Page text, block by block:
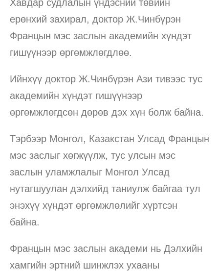
Хавдар судлалын үндэсний төвийн
ерөнхий захирал, доктор Ж.Чинбүрэн
Францын мэс заслын академийн хүндэт
гишүүнээр өргөмжлөгдлөө.
Ийнхүү доктор Ж.Чинбүрэн Ази тивээс тус
академийн хүндэт гишүүнээр
өргөмжлөгдсөн дөрөв дэх хүн болж байна.
Тэрбээр Монгол, Казакстан Улсад Францын
мэс заслыг хөгжүүлж, тус улсын мэс
заслын уламжлалыг Монгол Улсад
нутагшуулан дэлхийд таниулж байгаа тул
энэхүү хүндэт өргөмжлөлийг хүртсэн
байна.
Францын мэс заслын академи нь Дэлхийн
хамгийн эртний шинжлэх ухааны